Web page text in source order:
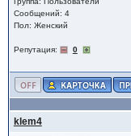
Сообщений: 4
Пол: Женский
Репутация: 0
klem4